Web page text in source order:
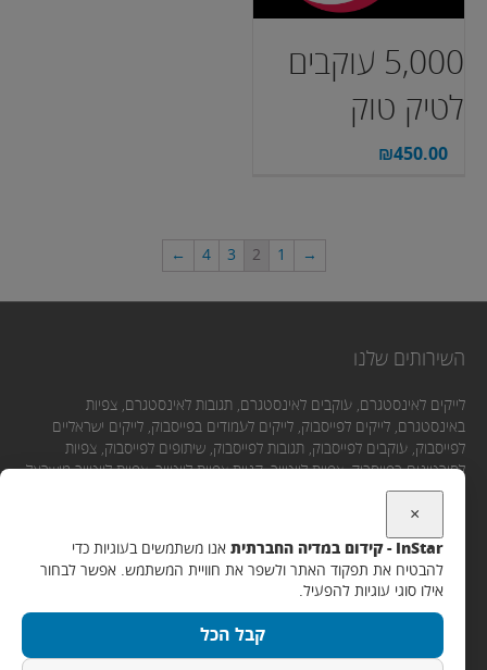
5,000 עוקבים
לטיק טוק
₪450.00
→
1
2
3
4
←
השירותים שלנו
לייקים לאינסטגרם, עוקבים לאינסטגרם, תגובות לאינסטגרם, צפיות
באינסטגרם, לייקים לפייסבוק, לייקים לעמודים בפייסבוק, לייקים ישראליים
לפייסבוק, עוקבים לפייסבוק, תגובות לפייסבוק, שיתופים לפייסבוק, צפיות
לסירטונים בפייסבוק, צפיות ליוטיוב, קניית צפיות ליוטיוב, צפיות ליוטיוב מישראל,
לייקים ליוטיוב, תגובות ליוטיוב, מנויים ליוטיוב.
יצירת קשר
אימייל:
×
InStar - קידום במדיה החברתית
אנו משתמשים בעוגיות כדי
להבטיח את תפקוד האתר ולשפר את חוויית המשתמש. אפשר לבחור
אילו סוגי עוגיות להפעיל.
קבל הכל